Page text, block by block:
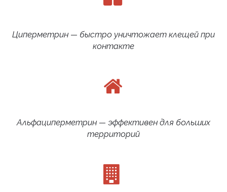
Циперметрин — быстро уничтожает клещей при
контакте
Альфациперметрин — эффективен для больших
территорий